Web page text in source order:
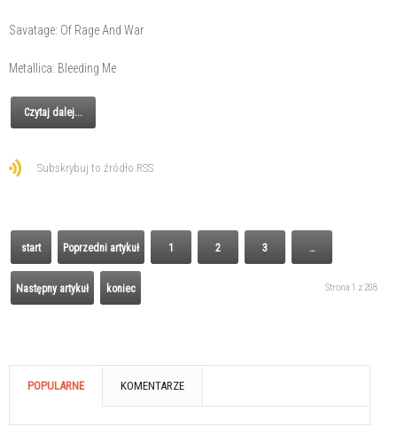
Savatage: Of Rage And War
Metallica: Bleeding Me
Czytaj dalej...
Subskrybuj to źródło RSS
start Poprzedni artykuł 1 2 3 …
Następny artykuł koniec Strona 1 z 208
POPULARNE KOMENTARZE